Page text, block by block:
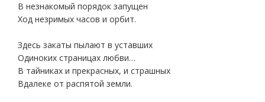
В незнакомый порядок запущен
Ход незримых часов и орбит.
Здесь закаты пылают в уставших
Одиноких страницах любви…
В тайниках и прекрасных, и страшных
Вдалеке от распятой земли.